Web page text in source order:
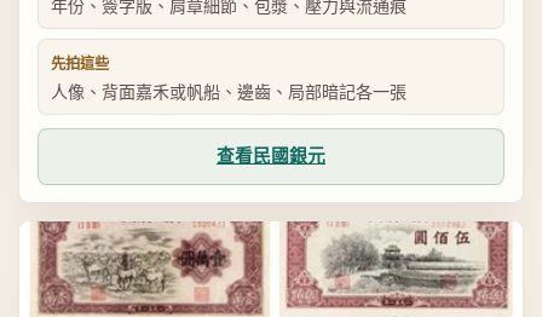
年份、簽字版、肩章細節、包漿、壓力與流通痕
先拍這些
人像、背面嘉禾或帆船、邊齒、局部暗記各一張
查看民國銀元